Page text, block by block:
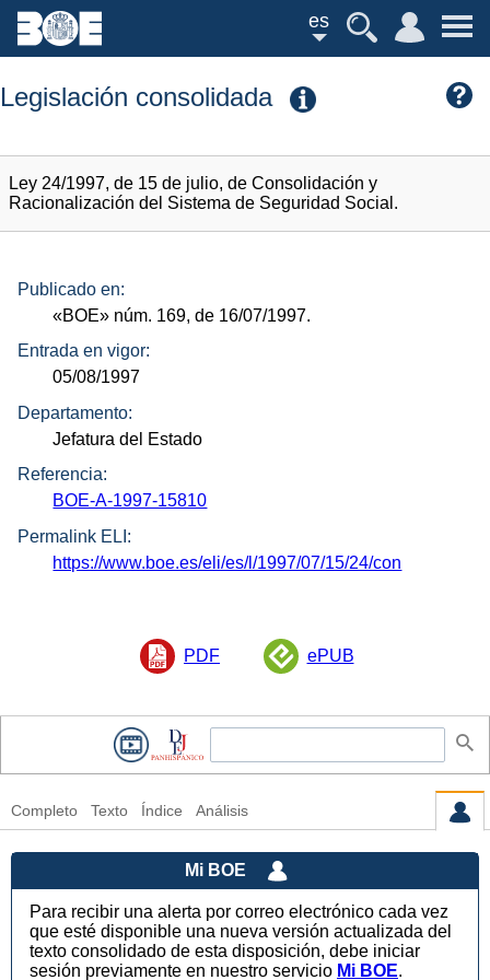
es
Legislación consolidada
Ley 24/1997, de 15 de julio, de Consolidación y
Racionalización del Sistema de Seguridad Social.
Publicado en:
«BOE» núm. 169, de 16/07/1997.
Entrada en vigor:
05/08/1997
Departamento:
Jefatura del Estado
Referencia:
BOE-A-1997-15810
Permalink ELI:
https://www.boe.es/eli/es/l/1997/07/15/24/con
PDF ePUB
Completo Texto Índice Análisis
Mi BOE
Para recibir una alerta por correo electrónico cada vez
que esté disponible una nueva versión actualizada del
texto consolidado de esta disposición, debe iniciar
sesión previamente en nuestro servicio Mi BOE.